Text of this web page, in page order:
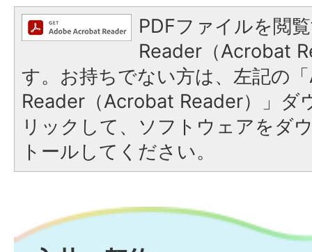
PDFファイルを閲
Reader（Acrobat
す。お持ちでない方は、左記の
Reader（Acrobat Reader）」ダ
リックして、ソフトウェアをダ
トールしてください。